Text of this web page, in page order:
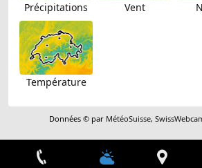
Précipitations Vent
Température
Données © par MétéoSuisse,